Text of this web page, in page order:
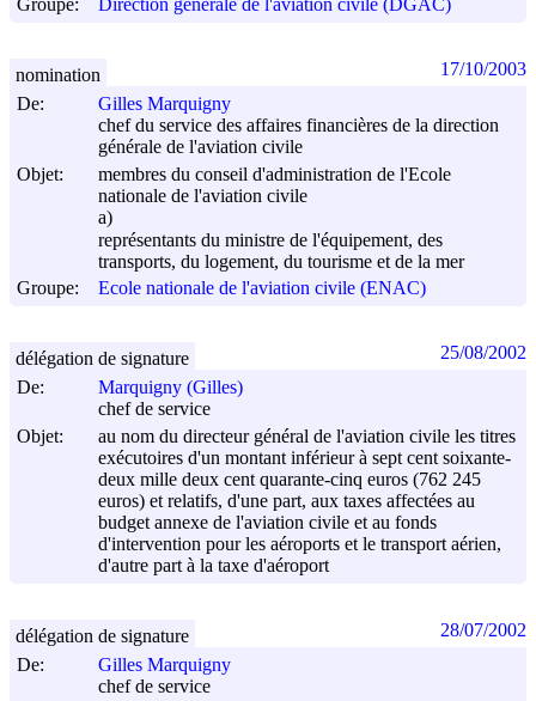
Groupe:
Direction générale de l'aviation civile (DGAC)
De:
Gilles Marquigny
chef du service des affaires financières de la direction
générale de l'aviation civile
Objet:
membres du conseil d'administration de l'Ecole
nationale de l'aviation civile
a)
représentants du ministre de l'équipement, des
transports, du logement, du tourisme et de la mer
Groupe:
Ecole nationale de l'aviation civile (ENAC)
nomination 17/10/2003
De:
Marquigny (Gilles)
chef de service
Objet:
au nom du directeur général de l'aviation civile les titres
exécutoires d'un montant inférieur à sept cent soixante-
deux mille deux cent quarante-cinq euros (762 245
euros) et relatifs, d'une part, aux taxes affectées au
budget annexe de l'aviation civile et au fonds
d'intervention pour les aéroports et le transport aérien,
d'autre part à la taxe d'aéroport
délégation de signature 25/08/2002
De:
Gilles Marquigny
chef de service
délégation de signature 28/07/2002